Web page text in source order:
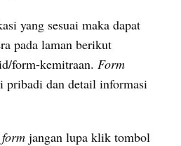
yang sesuai maka dapat
pada laman berikut
form-kemitraan.
pribadi dan detail informasi
form jangan lupa klik tombol